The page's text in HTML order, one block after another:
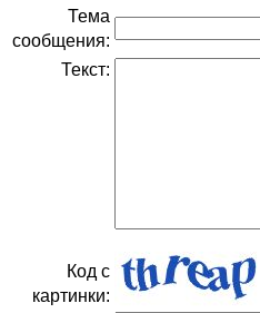
Тема
сообщения:
Текст:
Код с
картинки: